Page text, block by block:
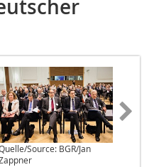
Source: BGR/Jan